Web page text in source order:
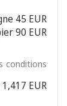
45 EUR
90 EUR
conditions
1,417 EUR